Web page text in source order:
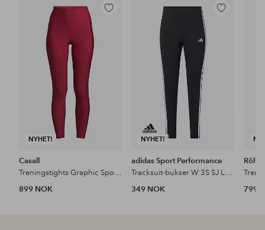
NYHET!
Legg
Casall
Treningstights Graphic Sport Tights
899 NOK
NYHET!
Legg
adidas Sport Performance
Tracksuit-bukser W 3S SJ Leg Inc
349 NOK
799